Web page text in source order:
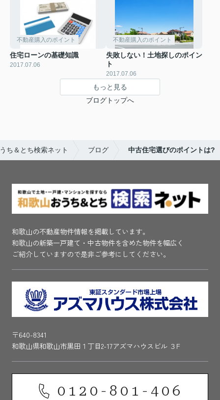
不動産購入のポイント
住宅ローンの基礎知識
2017.07.06
不動産購入のポイント
失敗しない！土地探しのポイン
ト
2017.07.06
もっと見る
ブログトップへ
ち＆とち検索ネット ブログ 中古住宅選びのポイントは?
和歌山の不動産物件情報を掲載しています。
和歌山の新築一戸建て・中古物件を含めた物件を幅広く
ご紹介していますので是非ご参考にしてください。
〒640-8341
和歌山県和歌山市黒田１丁目2-17アズマハウスビル ３F
0120-801-406